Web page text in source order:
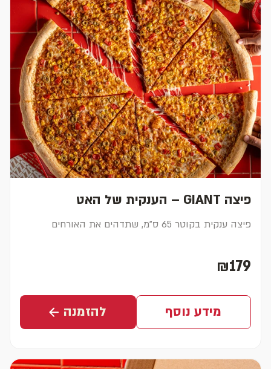
פיצה GIANT – הענקית של האט
פיצה ענקית בקוטר 65 ס"מ, שתדהים את האורחים
מחיר נוכחי
₪179
מידע נוסף להזמנה